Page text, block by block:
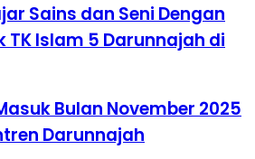
Sains dan Seni Dengan
Islam 5 Darunnajah di
Bulan November 2025
Darunnajah